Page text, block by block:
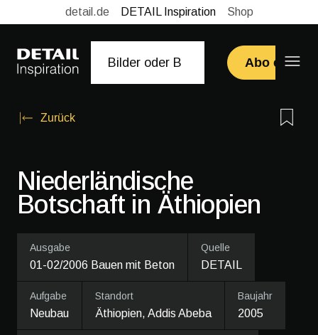
detail.de DETAIL Inspiration Shop
Abo
Zurück
Niederländische
Botschaft in Äthiopien
Ausgabe
01-02/2006 Bauen mit Beton
Quelle
DETAIL
Aufgabe
Neubau
Standort
Äthiopien, Addis Abeba
Baujahr
2005